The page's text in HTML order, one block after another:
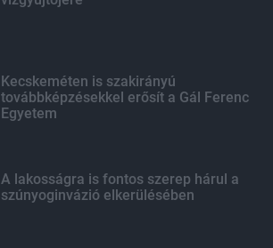
Kecskeméten is szakirányú
továbbképzésekkel erősít a Gál Ferenc
Egyetem
A lakosságra is fontos szerep hárul a
szúnyoginvázió elkerülésében